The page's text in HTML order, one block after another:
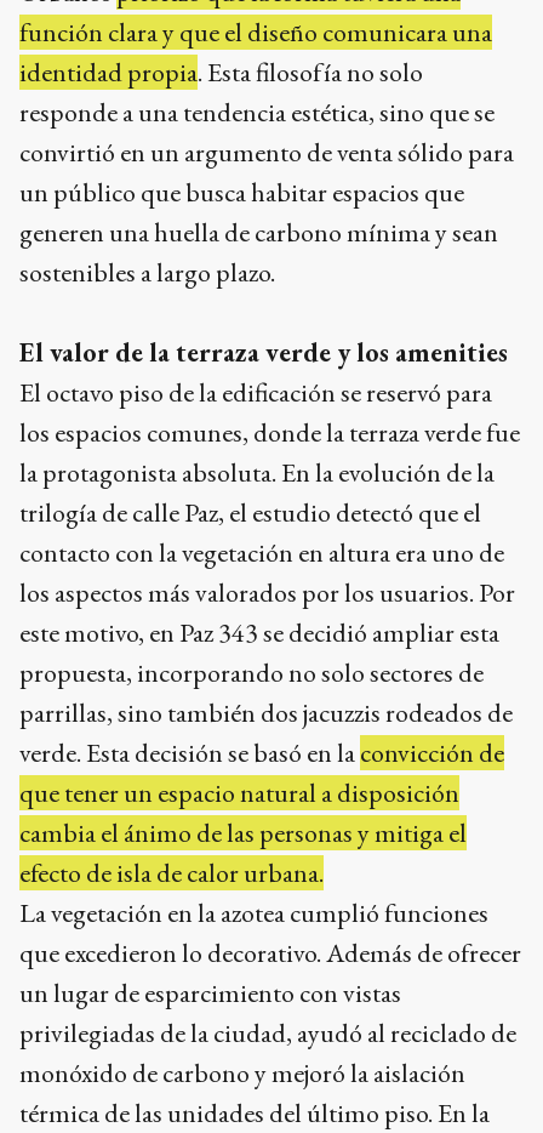
función clara y que el diseño comunicara una
identidad propia. Esta filosofía no solo
responde a una tendencia estética, sino que se
convirtió en un argumento de venta sólido para
un público que busca habitar espacios que
generen una huella de carbono mínima y sean
sostenibles a largo plazo.
El valor de la terraza verde y los amenities
El octavo piso de la edificación se reservó para
los espacios comunes, donde la terraza verde fue
la protagonista absoluta. En la evolución de la
trilogía de calle Paz, el estudio detectó que el
contacto con la vegetación en altura era uno de
los aspectos más valorados por los usuarios. Por
este motivo, en Paz 343 se decidió ampliar esta
propuesta, incorporando no solo sectores de
parrillas, sino también dos jacuzzis rodeados de
verde. Esta decisión se basó en laconvicción de
que tener un espacio natural a disposición
cambia el ánimo de las personas y mitiga el
efecto de isla de calor urbana.
La vegetación en la azotea cumplió funciones
que excedieron lo decorativo. Además de ofrecer
un lugar de esparcimiento con vistas
privilegiadas de la ciudad, ayudó al reciclado de
monóxido de carbono y mejoró la aislación
térmica de las unidades del último piso. En la